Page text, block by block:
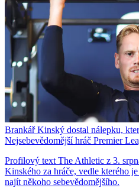
Brankář Kinský dostal nálepku,
Nejsebevědomější hráč Premier
Profilový text The Athletic z 3.
Kinského za hráče, vedle kterého
najít někoho sebevědomějšího.